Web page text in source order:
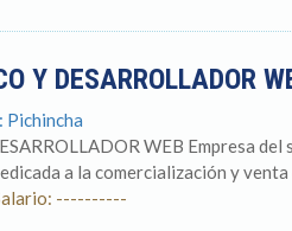
Y DESARROLLADOR
Pichincha
WEB Empresa
a la comercialización y venta
----------